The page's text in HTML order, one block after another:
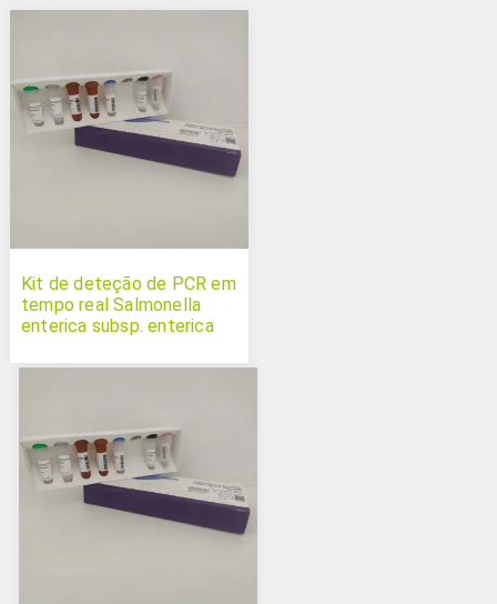
Kit de deteção de PCR em
tempo real Salmonella
enterica subsp. enterica